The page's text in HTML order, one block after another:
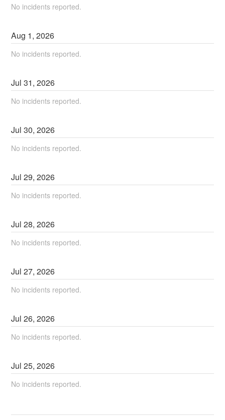
No incidents reported.
Aug 1,2026
No incidents reported.
Jul31,2026
No incidents reported.
Jul30,2026
No incidents reported.
Jul29,2026
No incidents reported.
Jul28,2026
No incidents reported.
Jul27,2026
No incidents reported.
Jul26,2026
No incidents reported.
Jul25,2026
No incidents reported.